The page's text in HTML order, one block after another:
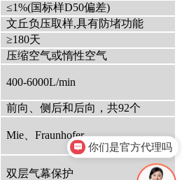
≤1%(国标样D50偏差)
文丘负压取样,具有防堵功能
≥180天
压缩空气或惰性空气
400-6000L/min
前向、侧后和后向，共92个
Mie、Fraunhofer
双层气幕保护
你们是官方代理吗